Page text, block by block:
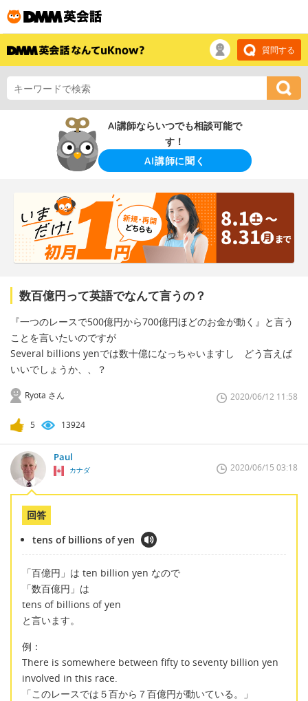
質問する
AI講師ならいつでも相談可能で
す！
AI講師に聞く
数百億円って英語でなんて言うの？
『一つのレースで500億円から700億円ほどのお金が動く』と言う
ことを言いたいのですが
Several billions yenでは数十億になっちゃいますし どう言えば
いいでしょうか、、？
Ryota さん 2020/06/12 11:58
5 13924
Paul
カナダ 2020/06/15 03:18
回答
tens of billions of yen
「百億円」は ten billion yen なので
「数百億円」は
tens of billions of yen
と言います。
例：
There is somewhere between fifty to seventy billion yen
involved in this race.
「このレースでは５百から７百億円が動いている。」